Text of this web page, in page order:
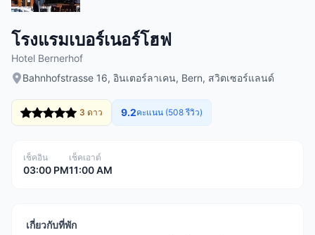
โรงแรมเบอร์เนอร์โฮฟ
Hotel Bernerhof
Bahnhofstrasse 16, อินเตอร์ลาเคน, Bern, สวิตเซอร์แลนด์
3 ดาว 9.2คะแนน (508 รีวิว)
เช็คอิน
03:00 PM
เช็คเอาต์
11:00 AM
เกี่ยวกับที่พัก